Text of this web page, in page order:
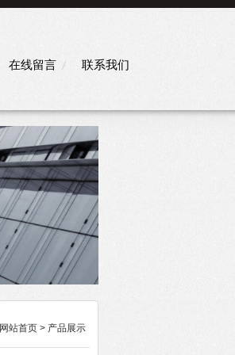
在线留言 联系我们
网站首页 > 产品展示